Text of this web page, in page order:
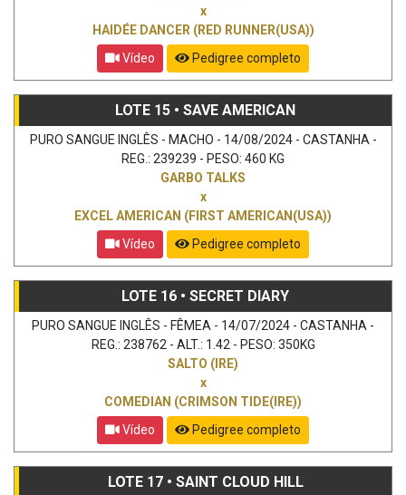
x
HAIDÉE DANCER (RED RUNNER(USA))
Vídeo
Pedigree completo
LOTE 15 • SAVE AMERICAN
PURO SANGUE INGLÊS - MACHO - 14/08/2024 - CASTANHA -
REG.: 239239 - PESO: 460 KG
GARBO TALKS
x
EXCEL AMERICAN (FIRST AMERICAN(USA))
Vídeo
Pedigree completo
LOTE 16 • SECRET DIARY
PURO SANGUE INGLÊS - FÊMEA - 14/07/2024 - CASTANHA -
REG.: 238762 - ALT.: 1.42 - PESO: 350KG
SALTO (IRE)
x
COMEDIAN (CRIMSON TIDE(IRE))
Vídeo
Pedigree completo
LOTE 17 • SAINT CLOUD HILL